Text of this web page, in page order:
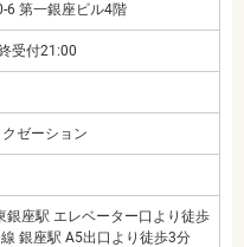
6 第一銀座ビル4階
受付21:00
ゼーション
銀座駅 エレベーター口より徒歩
銀座駅 A5出口より徒歩3分